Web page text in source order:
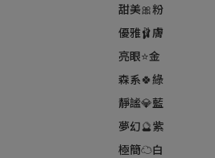
甜美🎀粉
優雅🩰膚
亮眼⭐金
森系🍀綠
靜謐💎藍
夢幻🔮紫
極簡☁️白